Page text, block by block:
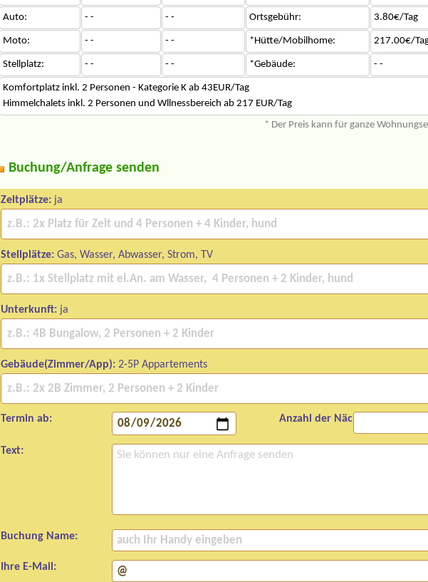
Auto: - - - - Ortsgebühr: 3.80€/Tag
Moto: - - - - *Hütte/Mobilhome: 217.00€/
Stellplatz: - - - - *Gebäude: - -
Komfortplatz inkl. 2 Personen - Kategorie K ab 43EUR/Tag
Himmelchalets inkl. 2 Personen und Wllnessbereich ab 217 EUR/Tag
* Der Preis kann für ganze
Buchung/Anfrage senden
Zeltplätze: ja
Stellplätze: Gas, Wasser, Abwasser, Strom, TV
Unterkunft: ja
Gebäude(Zimmer/App): 2-5P Appartements
Termin ab: Anzahl der Nächte:
Text:
Buchung Name:
Ihre E-Mail: